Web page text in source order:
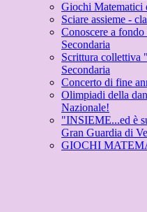
Giochi Matematici
Sciare assieme -
Conoscere a
Secondaria
Scrittura
Secondaria
Concerto di fine
Olimpiadi della
Nazionale!
"INSIEME...ed è
Gran Guardia di
GIOCHI